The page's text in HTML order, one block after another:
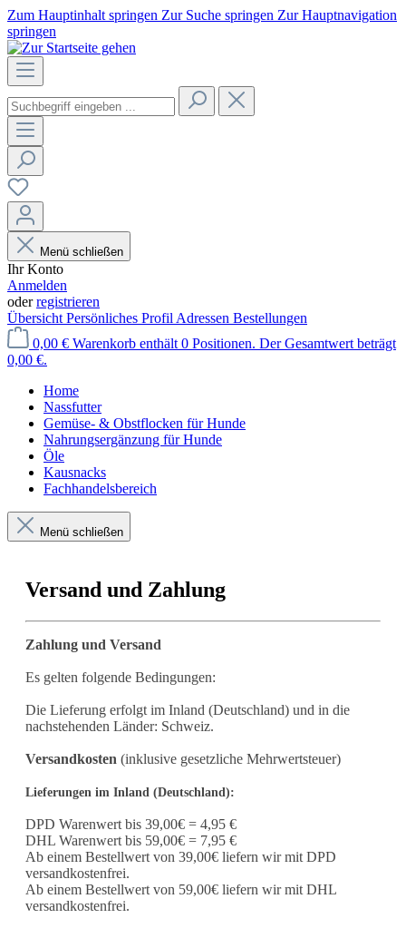
Zum Hauptinhalt springen Zur Suche springen Zur Hauptnavigation
springen
Menü schließen
Ihr Konto
Anmelden
oderregistrieren
Übersicht Persönliches Profil Adressen Bestellungen
0,00 € Warenkorb enthält 0 Positionen. Der Gesamtwert beträgt
0,00 €.
Home
Nassfutter
Gemüse- & Obstflocken für Hunde
Nahrungsergänzung für Hunde
Öle
Kausnacks
Fachhandelsbereich
Menü schließen
Versand und Zahlung
Zahlung und Versand
Es gelten folgende Bedingungen:
Die Lieferung erfolgt im Inland (Deutschland) und in die
nachstehenden Länder: Schweiz.
Versandkosten (inklusive gesetzliche Mehrwertsteuer)
Lieferungen im Inland (Deutschland):
DPD Warenwert bis 39,00€ = 4,95 €
DHL Warenwert bis 59,00€ = 7,95 €
Ab einem Bestellwert von 39,00€ liefern wir mit DPD
versandkostenfrei.
Ab einem Bestellwert von 59,00€ liefern wir mit DHL
versandkostenfrei.